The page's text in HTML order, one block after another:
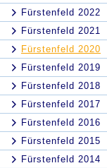
Fürstenfeld 2022
Fürstenfeld 2021
Fürstenfeld 2020
Fürstenfeld 2019
Fürstenfeld 2018
Fürstenfeld 2017
Fürstenfeld 2016
Fürstenfeld 2015
Fürstenfeld 2014